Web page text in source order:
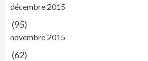
décembre 2015
(95)
novembre 2015
(62)